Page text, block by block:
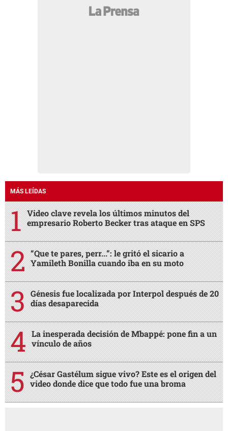
MÁS LEÍDAS
Video clave revela los últimos minutos del
empresario Roberto Becker tras ataque en SPS
“Que te pares, perr...”: le gritó el sicario a
Yamileth Bonilla cuando iba en su moto
Génesis fue localizada por Interpol después de 20
días desaparecida
La inesperada decisión de Mbappé: pone fin a un
vínculo de años
¿César Gastélum sigue vivo? Este es el origen del
video donde dice que todo fue una broma